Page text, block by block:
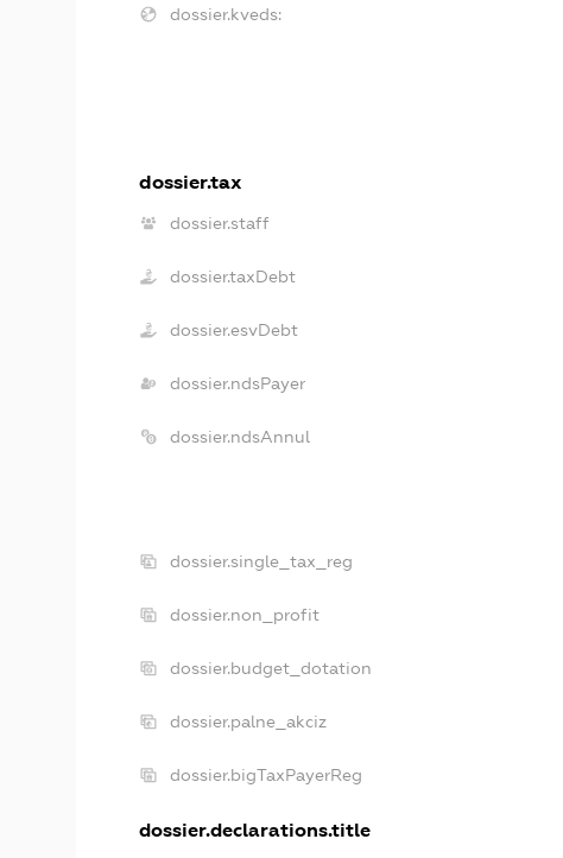
dossier.kveds:
dossier.tax
dossier.staff
dossier.taxDebt
dossier.esvDebt
dossier.ndsPayer
dossier.ndsAnnul
dossier.single_tax_reg
dossier.non_profit
dossier.budget_dotation
dossier.palne_akciz
dossier.bigTaxPayerReg
dossier.declarations.title